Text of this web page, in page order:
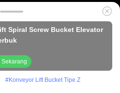
Spiral Screw Bucket Elevator
Sekarang
#Konveyor Lift Bucket Tipe Z